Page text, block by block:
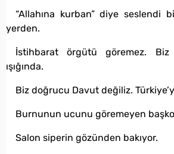
“Allahına kurban” diye seslendi
yerden.
İstihbarat örgütü göremez. Biz
ışığında.
Biz doğrucu Davut değiliz.
Burnunun ucunu göremeyen
Salon siperin gözünden bakıyor.